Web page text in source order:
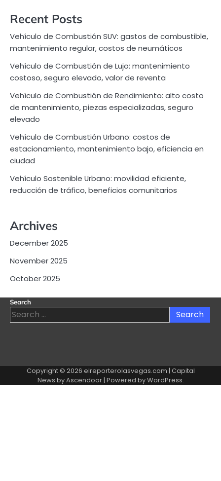
Recent Posts
Vehículo de Combustión SUV: gastos de combustible,
mantenimiento regular, costos de neumáticos
Vehículo de Combustión de Lujo: mantenimiento
costoso, seguro elevado, valor de reventa
Vehículo de Combustión de Rendimiento: alto costo
de mantenimiento, piezas especializadas, seguro
elevado
Vehículo de Combustión Urbano: costos de
estacionamiento, mantenimiento bajo, eficiencia en
ciudad
Vehículo Sostenible Urbano: movilidad eficiente,
reducción de tráfico, beneficios comunitarios
Archives
December 2025
November 2025
October 2025
Search
Search
for:
Copyright © 2026 elreporterolasvegas.com | Capital
News byAscendoor| Powered byWordPress.